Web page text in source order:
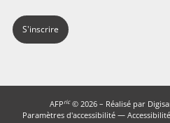
AFPric© 2026 – Réalisé par
Paramètres d'accessibilité—